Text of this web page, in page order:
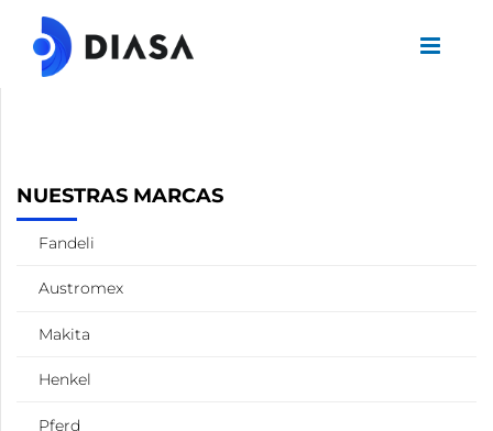
NUESTRAS MARCAS
Fandeli
Austromex
Makita
Henkel
Pferd